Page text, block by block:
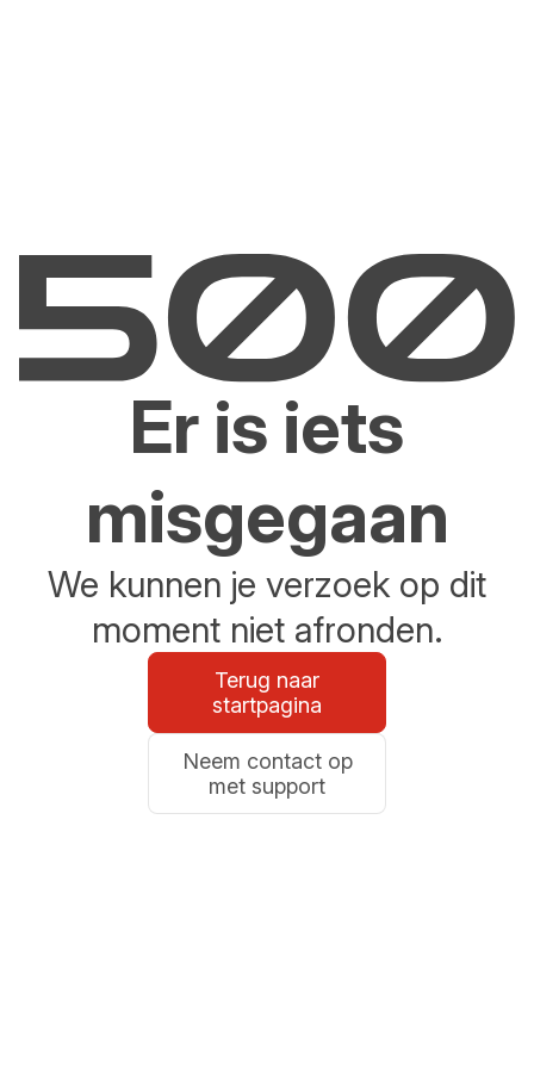
Er is iets
misgegaan
We kunnen je verzoek op dit
moment niet afronden.
Terug naar
startpagina
Neem contact op
met support